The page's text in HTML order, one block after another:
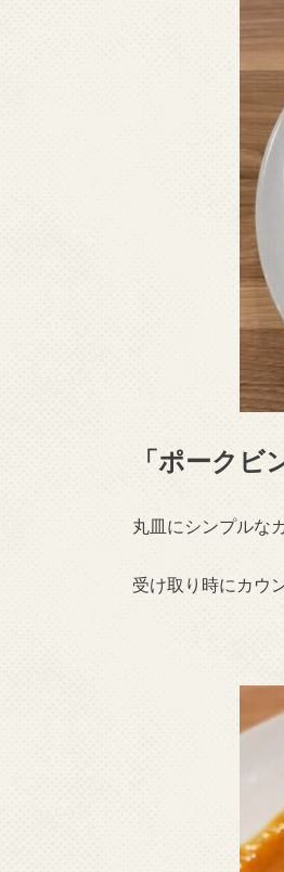
「ポークビ
丸皿にシンプルな
受け取り時にカウ